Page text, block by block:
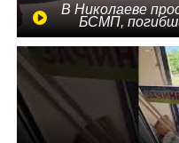
В Николаеве
БСМП,